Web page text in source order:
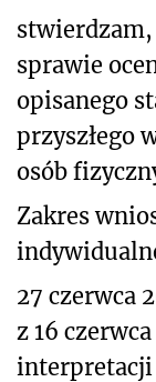
stwierdzam,
sprawie
opisanego
przyszłego
osób
Zakres
27 czerwca
z 16